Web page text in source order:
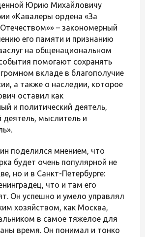
Юрию Михайловичу
«Кавалеры ордена «За
– закономерный
его памяти и признанию
на общенациональном
помогают сохранять
вкладе в благополучие
а также о наследии, которое
оставил как
и политический деятель,
мыслитель и
поделился мнением, что
будет очень популярной не
но и в Санкт-Петербурге:
что и там его
Он успешно и умело управлял
хозяйством, как Москва,
в самое тяжелое для
время. Он понимал и тонко